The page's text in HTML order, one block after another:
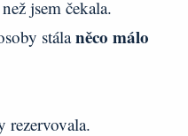
jsem čekala.
stálaněco málo
rezervovala.